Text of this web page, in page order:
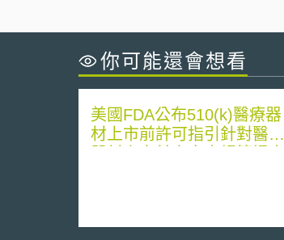
你可能還會想看
美國FDA公布510(k)醫療器
材上市前許可指引針對醫療